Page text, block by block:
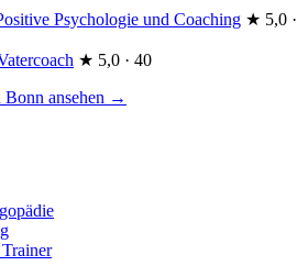
Psychologie und Coaching ★ 5,0 ·
★ 5,0 · 40
Bonn ansehen →